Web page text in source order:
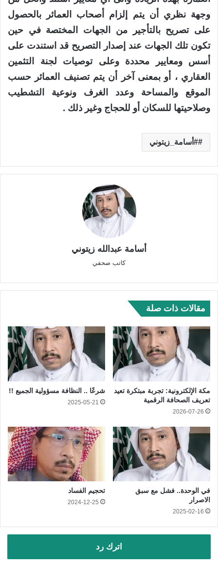
وجهة نظري أن يتم إلزام أصحاب العمائر بالحصول
على تصريح بالتأجير من الجهات المختصة في حين
تكون تلك الجهات عند إصدار التصريح قد استندت على
أسس ومعايير محددة وعلى توصيات لجنة التثمين
العقاري ، أو بمعنى آخر أن يتم تصنيف العمائر حسب
الموقع والمساحة وعدد الغرف ونوعية التشطيب
وصلاحيتها للسكان أو للحجاج وغير ذلك .
#أسامة_زيتوني
أسامة عبدالله زيتوني
كاتب صحفي
مقالات ذات صلة
مكة الإلكترونية: تجربة مبتكرة تعيد
تعريف الصحافة الرقمية
2026-07-26
شرعًا .. النظافة مسؤولية الجميع !!
2025-05-21
في الوحدة.. فشل مع سبق
الاصرار
2025-02-16
تحجيم الفساد
2024-12-25
اترك رد